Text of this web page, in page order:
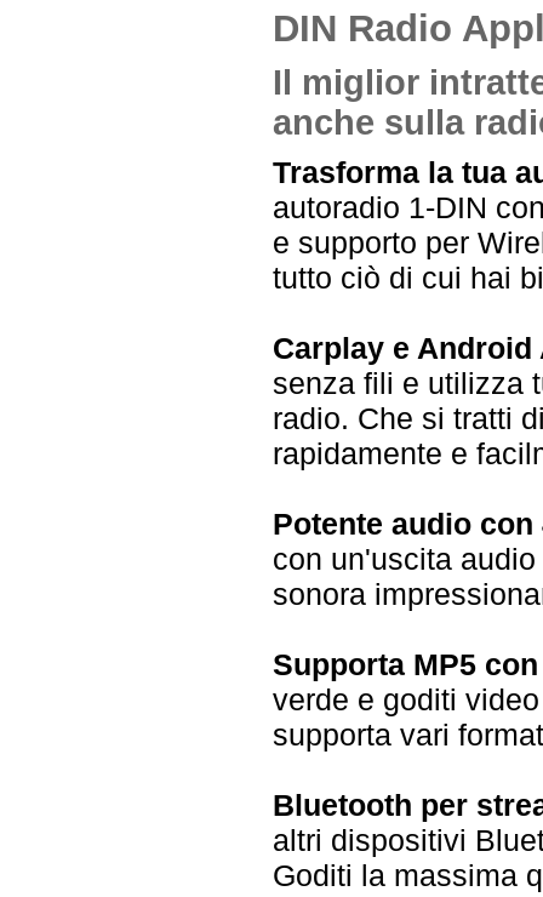
DIN Radio
Il miglior
anche sulla
Trasforma la tua
autoradio 1-DIN
e supporto per
tutto ciò di cui hai
Carplay e
senza fili e utilizza
radio. Che si tratti
rapidamente e
Potente audio con
con un'uscita
sonora
Supporta MP5
verde e goditi
supporta vari
Bluetooth per
altri dispositivi
Goditi la massima